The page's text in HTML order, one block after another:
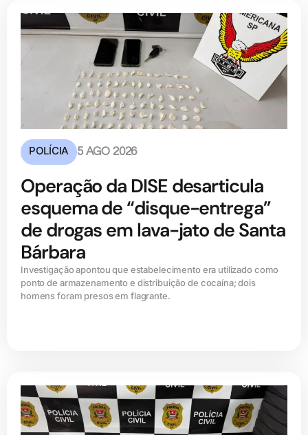
POLÍCIA 5 AGO 2026
Operação da DISE desarticula
esquema de “disque-entrega”
de drogas em lava-jato de Santa
Bárbara
Investigação apontou que estabelecimento era utilizado como
ponto de armazenamento e distribuição de cocaína; dois
homens foram presos em flagrante.